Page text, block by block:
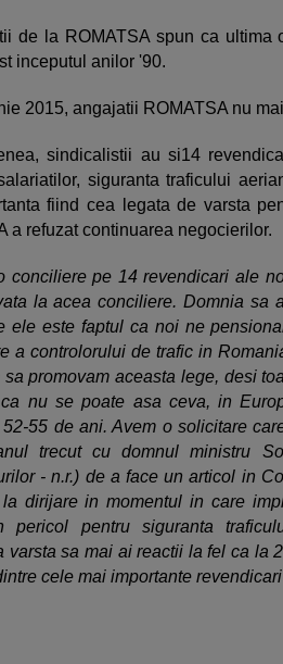
de la ROMATSA spun ca ultima
inceputul anilor '90.
2015, angajatii ROMATSA nu
sindicalistii au si14
siguranta traficului
fiind cea legata de varsta
a refuzat continuarea negocierilor.
conciliere pe 14 revendicari ale
la acea conciliere. Domnia sa
ele este faptul ca noi ne
a controlorului de trafic in
promovam aceasta lege, desi
nu se poate asa ceva, in
55 de ani. Avem o solicitare
trecut cu domnul ministru
- n.r.) de a face un articol in
dirijare in momentul in care
pericol pentru siguranta
varsta sa mai ai reactii la fel ca la
cele mai importante